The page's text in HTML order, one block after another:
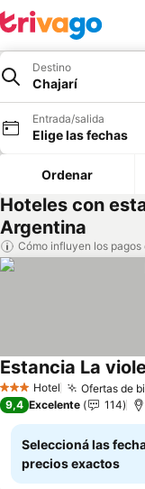
Destino
Chajarí
Entrada/salida
Elige las fechas
Ordenar
Hoteles con
Argentina
Cómo influyen los pagos
3 Estrellas
Hotel Ofertas de
Estancia La
9,4 Excelente 114
Seleccioná las
precios exactos